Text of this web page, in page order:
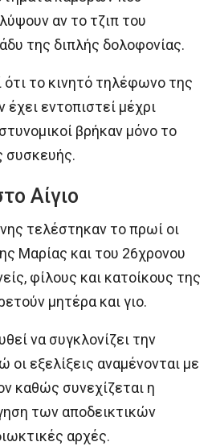
αν το τζιπ του
της διπλής δολοφονίας.
ότι το κινητό τηλέφωνο της
έχει εντοπιστεί μέχρι
βρήκαν μόνο το
συσκευής.
Αίγιο
τελέστηκαν το πρωί οι
Μαρίας και του 26χρονου
φίλους και κατοίκους της
μητέρα και γιο.
να συγκλονίζει την
οι εξελίξεις αναμένονται με
καθώς συνεχίζεται η
των αποδεικτικών
αρχές.